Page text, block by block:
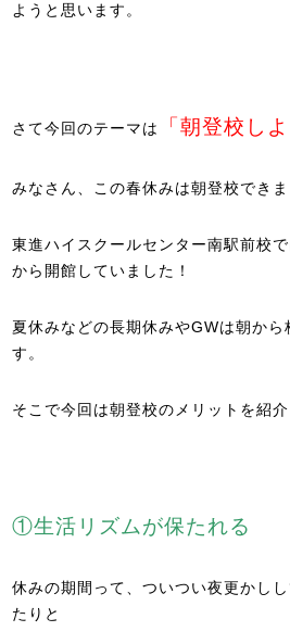
ようと思います。
さて今回のテーマは 「朝登校し
みなさん、この春休みは朝登校できま
東進ハイスクールセンター南駅前校
から開館していました！
夏休みなどの長期休みやGWは朝か
す。
そこで今回は朝登校のメリットを紹介
①生活リズムが保たれる
休みの期間って、ついつい夜更かし
たりと